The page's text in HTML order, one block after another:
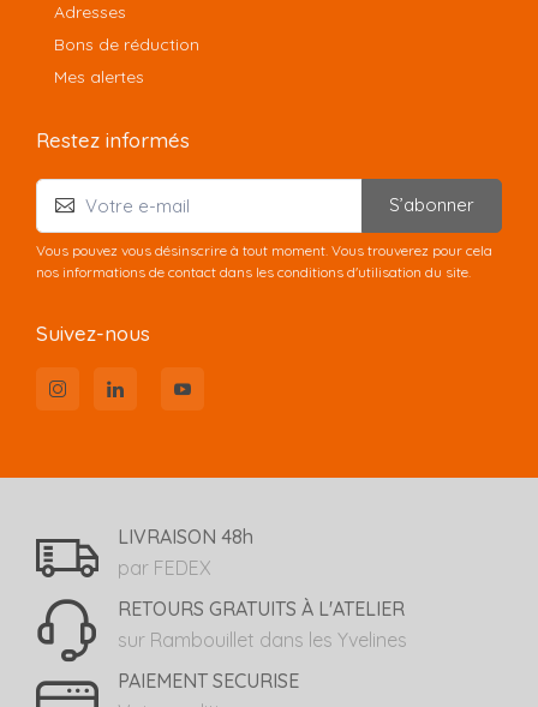
Adresses
Bons de réduction
Mes alertes
Restez informés
S’abonner
Vous pouvez vous désinscrire à tout moment. Vous trouverez pour cela
nos informations de contact dans les conditions d'utilisation du site.
Suivez-nous
LIVRAISON 48h
par FEDEX
RETOURS GRATUITS À L'ATELIER
sur Rambouillet dans les Yvelines
PAIEMENT SECURISE